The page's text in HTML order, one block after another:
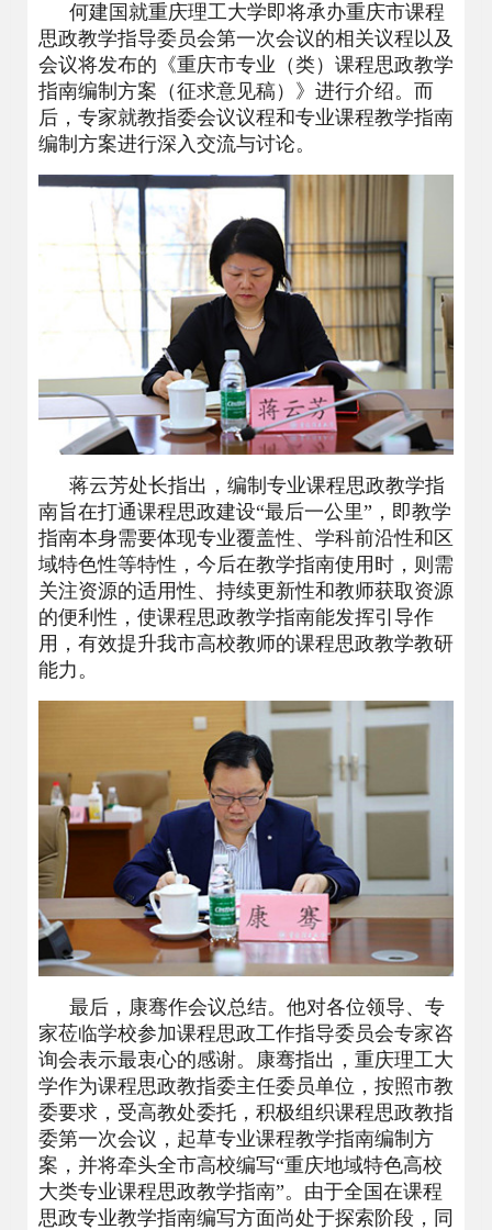
何建国就重庆理工大学即将承办重庆市课程
思政教学指导委员会第一次会议的相关议程以及
会议将发布的《重庆市专业（类）课程思政教学
指南编制方案（征求意见稿）》进行介绍。而
后，专家就教指委会议议程和专业课程教学指南
编制方案进行深入交流与讨论。
蒋云芳处长指出，编制专业课程思政教学指
南旨在打通课程思政建设“最后一公里”，即教学
指南本身需要体现专业覆盖性、学科前沿性和区
域特色性等特性，今后在教学指南使用时，则需
关注资源的适用性、持续更新性和教师获取资源
的便利性，使课程思政教学指南能发挥引导作
用，有效提升我市高校教师的课程思政教学教研
能力。
最后，康骞作会议总结。他对各位领导、专
家莅临学校参加课程思政工作指导委员会专家咨
询会表示最衷心的感谢。康骞指出，重庆理工大
学作为课程思政教指委主任委员单位，按照市教
委要求，受高教处委托，积极组织课程思政教指
委第一次会议，起草专业课程教学指南编制方
案，并将牵头全市高校编写“重庆地域特色高校
大类专业课程思政教学指南”。由于全国在课程
思政专业教学指南编写方面尚处于探索阶段，同